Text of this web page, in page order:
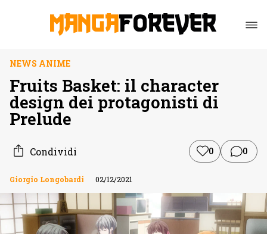
NEWS ANIME
Fruits Basket: il character
design dei protagonisti di
Prelude
Condividi 0 0
Giorgio Longobardi 02/12/2021